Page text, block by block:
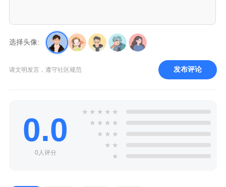
选择头像:
请文明发言，遵守社区规范 发布评论
0.0
0人评分
★ ★ ★ ★ ★
★ ★ ★ ★
★ ★ ★
★ ★
★